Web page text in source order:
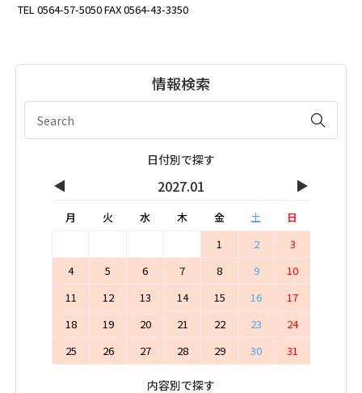
TEL 0564-57-5050 FAX 0564-43-3350
情報検索
日付別で探す
◀ 2027.01 ▶
月 火 水 木 金 土
日
1
2
3
4
5 6 7 8 9
10
11
12 13 14 15 16
17
18
19 20 21 22 23
24
25
26 27 28 29 30 31
内容別で探す